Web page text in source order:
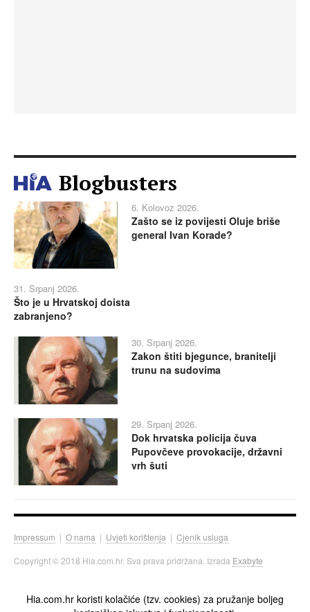
Blogbusters
6. Kolovoz 2026.
Zašto se iz povijesti Oluje briše
general Ivan Korade?
31. Srpanj 2026.
Što je u Hrvatskoj doista
zabranjeno?
30. Srpanj 2026.
Zakon štiti bjegunce, branitelji
trunu na sudovima
29. Srpanj 2026.
Dok hrvatska policija čuva
Pupovčeve provokacije, državni
vrh šuti
Impressum | O nama | Uvjeti korištenja | Cjenik usluga
Copyright © 2018 Hia.com.hr. Sva prava pridržana. Izrada Exabyte
Hia.com.hr koristi kolačiće (tzv. cookies) za pružanje boljeg